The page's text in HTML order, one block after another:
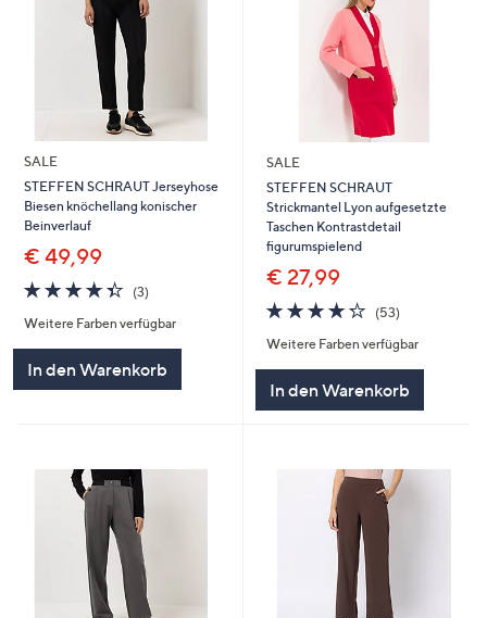
SALE
STEFFEN SCHRAUT Jerseyhose
Biesen knöchellang konischer
Beinverlauf
€ 49,99
4.3
von
5
(3)3
Weitere Farben verfügbar
In den Warenkorb
SALE
STEFFEN SCHRAUT
Strickmantel Lyon aufgesetzte
Taschen Kontrastdetail
figurumspielend
€ 27,99
4.2
von
5
(53)53
Weitere Farben verfügbar
In den Warenkorb